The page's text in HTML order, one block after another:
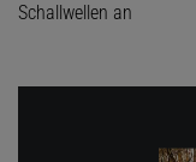
Schallwellen an